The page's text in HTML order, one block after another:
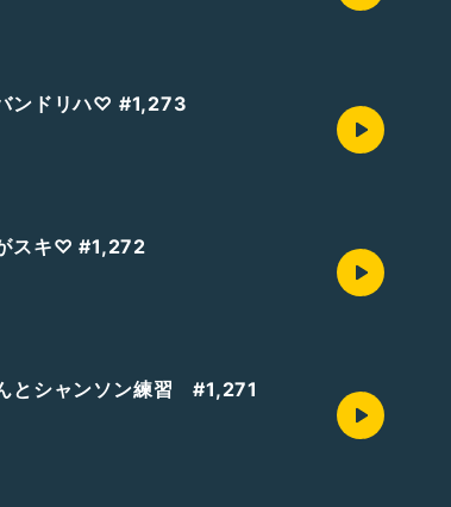
ンドリハ♡ #1,273
スキ♡ #1,272
とシャンソン練習 #1,271